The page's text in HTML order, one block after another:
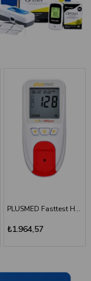
TÜKENDI
Plusmed - Fasttest Hblyzer Hemoglobin Ölçüm Stripi 50
₺701,64